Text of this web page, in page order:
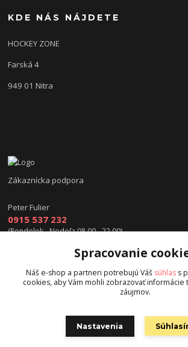
KDE NÁS NÁJDETE
HOCKEY ZONE
Farská 4
949 01 Nitra
Zákaznícka podpora
Peter Fulier
0915 537 232
(Pondelok - Nedeľa 08.00 - 22.00)
info@hokejexpert.sk
Spracovanie
Náš e-shop a partneri potrebujú Váš súhlas s
cookies, aby Vám mohli zobrazovať informácie
záujmov.
Nastavenia